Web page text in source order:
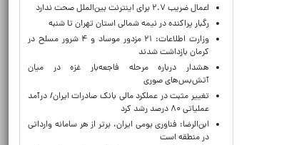
اعمال ضریب ۲.۷ برای اینترنت بین‌الملل صحت ندارد
رگبار پراکنده در نیمه شمالی استان تهران تا شنبه
وزارت اطلاعات: ۲۱ مزدور موساد و ۴ شرور مسلح در
کرمان بازداشت شدند
هشدار درباره مرحله فاجعه‌بار غزه در میان
آتش‌بس‌های صوری
تغییر مثبت در عملکرد مالی بانک صادرات ایران/ درآمد
عملیاتی ۸۰ درصد رشد کرد
ابن‌الرضا: فناوری بومی ایران، برتر از هر سامانه وارداتی
در منطقه است